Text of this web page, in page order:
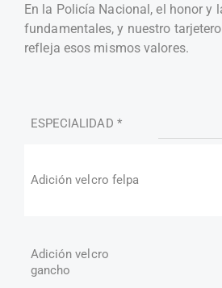
En la Policía Nacional, el honor y
fundamentales, y nuestro
refleja esos mismos valores.
ESPECIALIDAD *
Adición velcro felpa
Adición velcro
gancho